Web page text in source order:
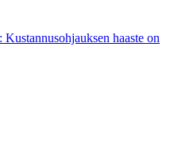
haaste on